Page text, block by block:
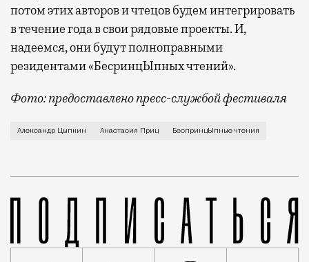
потом этих авторов и чтецов будем интегрировать
в течение года в свои рядовые проекты. И,
надеемся, они будут полноправными
резидентами «БесринцЫпных чтений».
Фото: предоставлено пресс-службой фестиваля
Фестиваль короткой новой прозы
Александр Цыпкин Анастасия Приц БеспринцЫпные чтения